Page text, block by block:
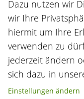
beschichtetes
die Typen
Stall geeignet
abwaschbar.
Inhalt:
Dazu nutzen wir
wir Ihre
hiermit um Ihre
verwenden zu
jederzeit ändern
sich dazu in
Einstellungen ändern